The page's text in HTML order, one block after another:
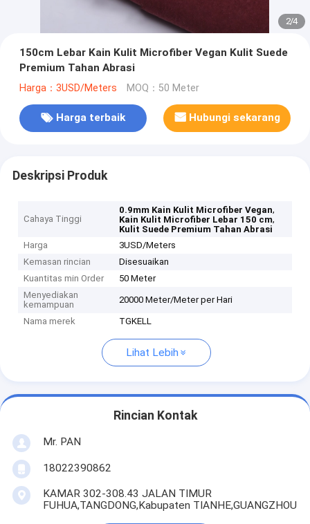
2/4
150cm Lebar Kain Kulit Microfiber Vegan Kulit Suede
Premium Tahan Abrasi
Harga：3USD/Meters MOQ：50 Meter
Harga terbaik Hubungi sekarang
Deskripsi Produk
Cahaya Tinggi
0.9mm Kain Kulit Microfiber Vegan,
Kain Kulit Microfiber Lebar 150 cm,
Kulit Suede Premium Tahan Abrasi
Harga
3USD/Meters
Kemasan rincian
Disesuaikan
Kuantitas min Order
50 Meter
Menyediakan
kemampuan
20000 Meter/Meter per Hari
Nama merek TGKELL
Lihat Lebih
Rincian Kontak
Mr. PAN
18022390862
KAMAR 302-308.43 JALAN TIMUR
FUHUA,TANGDONG,Kabupaten TIANHE,GUANGZHOU